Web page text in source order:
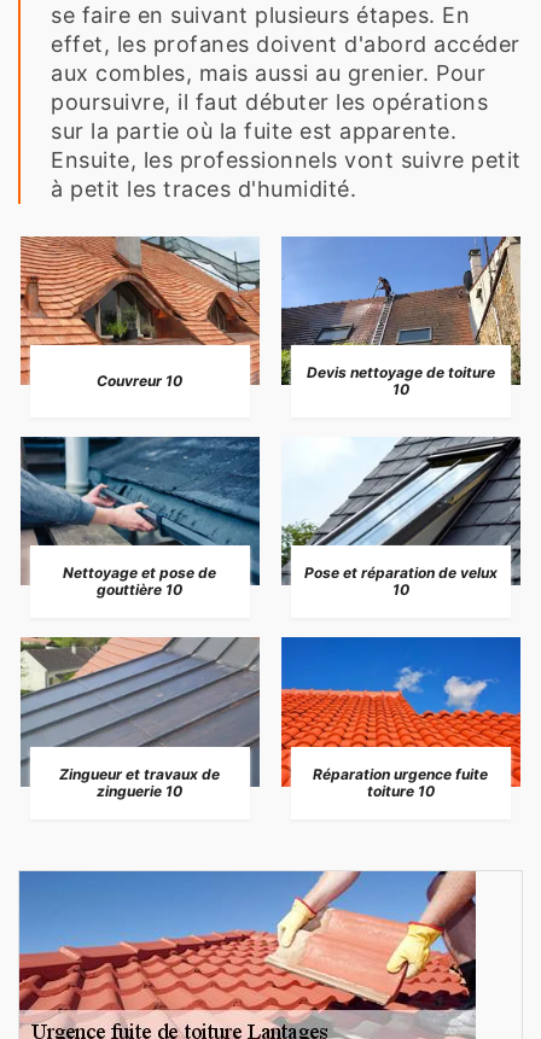
se faire en suivant plusieurs étapes. En
effet, les profanes doivent d'abord accéder
aux combles, mais aussi au grenier. Pour
poursuivre, il faut débuter les opérations
sur la partie où la fuite est apparente.
Ensuite, les professionnels vont suivre petit
à petit les traces d'humidité.
Couvreur 10
Devis nettoyage de toiture
10
Nettoyage et pose de
gouttière 10
Pose et réparation de velux
10
Zingueur et travaux de
zinguerie 10
Réparation urgence fuite
toiture 10